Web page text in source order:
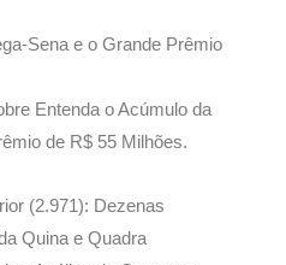
Sena e o Grande Prêmio
Entenda o Acúmulo da
de R$ 55 Milhões.
(2.971): Dezenas
Quina e Quadra